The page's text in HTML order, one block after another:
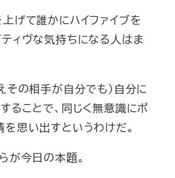
げて誰かにハイファイブを
ィヴな気持ちになる人はま
その相手が自分でも）自分に
ることで、同じく無意識にポ
思い出すというわけだ。
が今日の本題。